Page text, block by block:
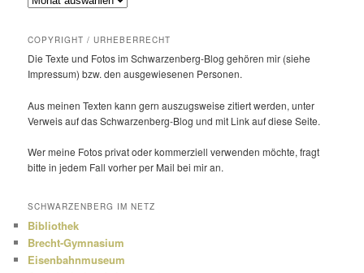
COPYRIGHT / URHEBERRECHT
Die Texte und Fotos im Schwarzenberg-Blog gehören mir (siehe
Impressum) bzw. den ausge­wie­senen Personen.
Aus meinen Texten kann gern auszugs­weise zitiert werden, unter
Verweis auf das Schwarzenberg-Blog und mit Link auf diese Seite.
Wer meine Fotos privat oder kommer­ziell verwenden möchte, fragt
bitte in jedem Fall vorher per Mail bei mir an.
SCHWARZENBERG IM NETZ
Bibliothek
Brecht-Gymnasium
Eisenbahnmuseum